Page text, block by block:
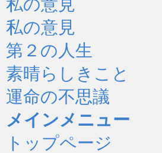
私の意見
第２の人生
素晴らしきこと
運命の不思議
メインメニュー
トップページ